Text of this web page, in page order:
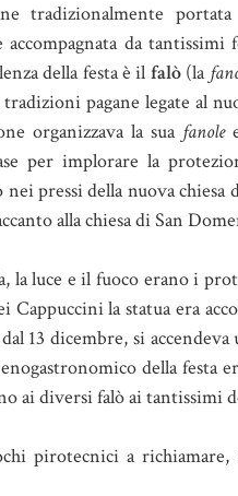
tradizionalmente
accompagnata da
della festa è il falò(la
tradizioni pagane legate al
organizzava la sua fanole
per implorare la
pressi della nuova chiesa
alla chiesa di San
la luce e il fuoco erano i
Cappuccini la statua era
13 dicembre, si
della festa
ai diversi falò ai tantissimi
pirotecnici a